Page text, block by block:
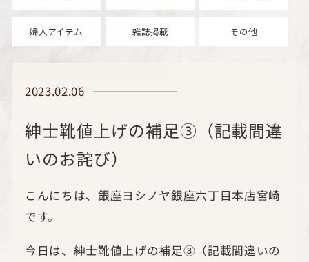
婦人アイテム 雑誌掲載 その他
2023.02.06
紳士靴値上げの補足③（記載間違
いのお詫び）
こんにちは、銀座ヨシノヤ銀座六丁目本店宮崎
です。
今日は、紳士靴値上げの補足③（記載間違いの